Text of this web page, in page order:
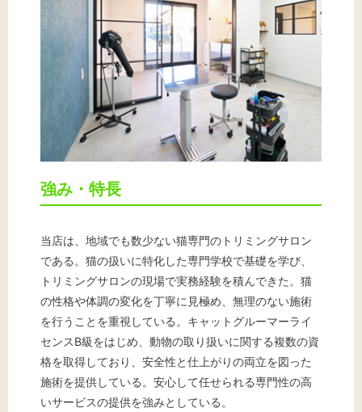
強み・特長
当店は、地域でも数少ない猫専門のトリミングサロン
である。猫の扱いに特化した専門学校で基礎を学び、
トリミングサロンの現場で実務経験を積んできた。猫
の性格や体調の変化を丁寧に見極め、無理のない施術
を行うことを重視している。キャットグルーマーライ
センスB級をはじめ、動物の取り扱いに関する複数の資
格を取得しており、安全性と仕上がりの両立を図った
施術を提供している。安心して任せられる専門性の高
いサービスの提供を強みとしている。